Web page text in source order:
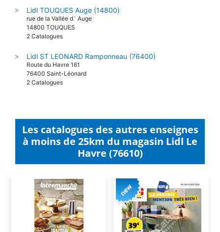
> Lidl TOUQUES Auge (14800)
rue de la Vallée d´ Auge
14800 TOUQUES
2 Catalogues
> Lidl ST LEONARD Ramponneau (76400)
Route du Havre 161
76400 Saint-Léonard
2 Catalogues
Les catalogues des autres enseignes
à moins de 25km du magasin Lidl Le
Havre (76610)